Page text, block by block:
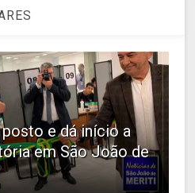
e dá início a
em São João de